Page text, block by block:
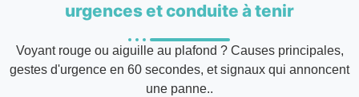
urgences et conduite à tenir
Voyant rouge ou aiguille au plafond ? Causes principales,
gestes d'urgence en 60 secondes, et signaux qui annoncent
une panne..